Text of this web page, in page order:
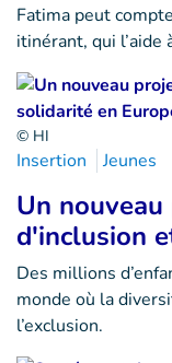
Fatima peut
itinérant, qui l’aide
© HI
Insertion Jeunes
Un
d'inclusion
Des millions
monde où la
l’exclusion.